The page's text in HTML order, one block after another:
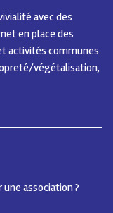
avec des
en place des
activités communes
végétalisation,
une association ?